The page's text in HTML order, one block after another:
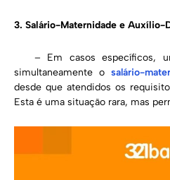
3. Salário-Maternidade e Auxílio-
– Em casos específicos,
simultaneamente osalário-
desde que atendidos os
Esta é uma situação rara, mas